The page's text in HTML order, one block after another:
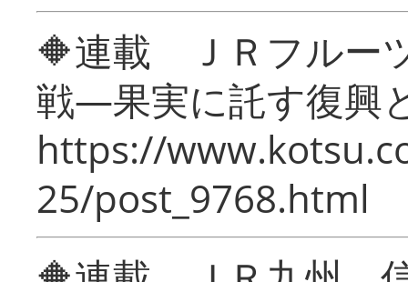
🔶連載 ＪＲフルー
戦―果実に託す復興
https://
25/post_9768.html